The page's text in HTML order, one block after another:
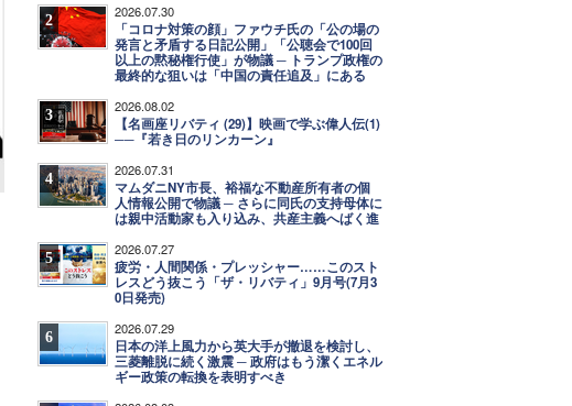
2 2026.07.30
「コロナ対策の顔」ファウチ氏の「公の場の
発言と矛盾する日記公開」「公聴会で100回
以上の黙秘権行使」が物議 ─ トランプ政権の
最終的な狙いは「中国の責任追及」にある
3 2026.08.02
【名画座リバティ (29)】映画で学ぶ偉人伝(1)
──『若き日のリンカーン』
4 2026.07.31
マムダニNY市長、裕福な不動産所有者の個
人情報公開で物議 ─ さらに同氏の支持母体に
は親中活動家も入り込み、共産主義へばく進
5 2026.07.27
疲労・人間関係・プレッシャー……このスト
レスどう抜こう「ザ・リバティ」9月号(7月3
0日発売)
6 2026.07.29
日本の洋上風力から英大手が撤退を検討し、
三菱離脱に続く激震 ─ 政府はもう潔くエネル
ギー政策の転換を表明すべき